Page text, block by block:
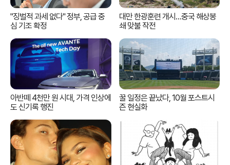
"징벌적 과세 없다" 정부, 공급 중
심 기조 확정
아반떼 4천만 원 시대, 가격 인상에
도 신기록 행진
대만 한광훈련 개시…중국 해상봉
쇄 맞불 작전
꿀 일정은 끝났다, 10월 포스트시
즌 현실화